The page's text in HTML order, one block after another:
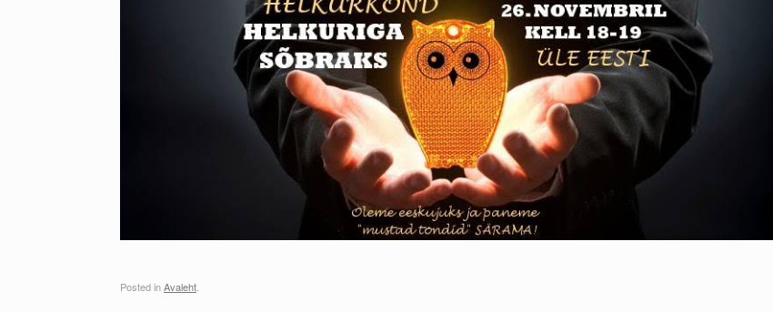
Posted inAvaleht